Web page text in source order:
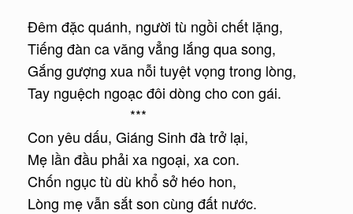
Đêm đặc quánh, người tù ngồi chết lặng,
Tiếng đàn ca văng vẳng lắng qua song,
Gắng gượng xua nỗi tuyệt vọng trong lòng,
Tay nguệch ngoạc đôi dòng cho con gái.
***
Con yêu dấu, Giáng Sinh đà trở lại,
Mẹ lần đầu phải xa ngoại, xa con.
Chốn ngục tù dù khổ sở héo hon,
Lòng mẹ vẫn sắt son cùng đất nước.